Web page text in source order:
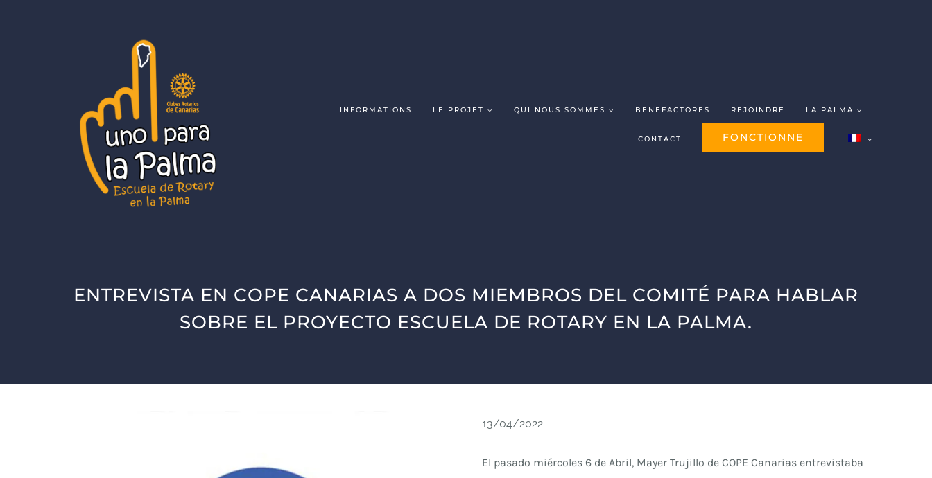
INFORMATIONS LE PROJET QUI NOUS SOMMES BENEFACTORES REJOINDRE LA PALMA
CONTACT FONCTIONNE
ENTREVISTA EN COPE CANARIAS A DOS MIEMBROS DEL COMITÉ PARA HABLAR
SOBRE EL PROYECTO ESCUELA DE ROTARY EN LA PALMA.
13/04/2022
El pasado miércoles 6 de Abril, Mayer Trujillo de COPE Canarias entrevistaba